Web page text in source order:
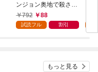
ンジョン奥地で殺され
かけたがギフト『無限
ガチャ』でレベル９９
『ざまぁ！』します！
792 88
試読フル 割引
もっと見る